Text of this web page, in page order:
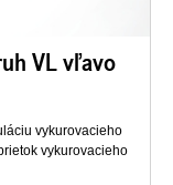
VL vľavo
vykurovacieho
vykurovacieho